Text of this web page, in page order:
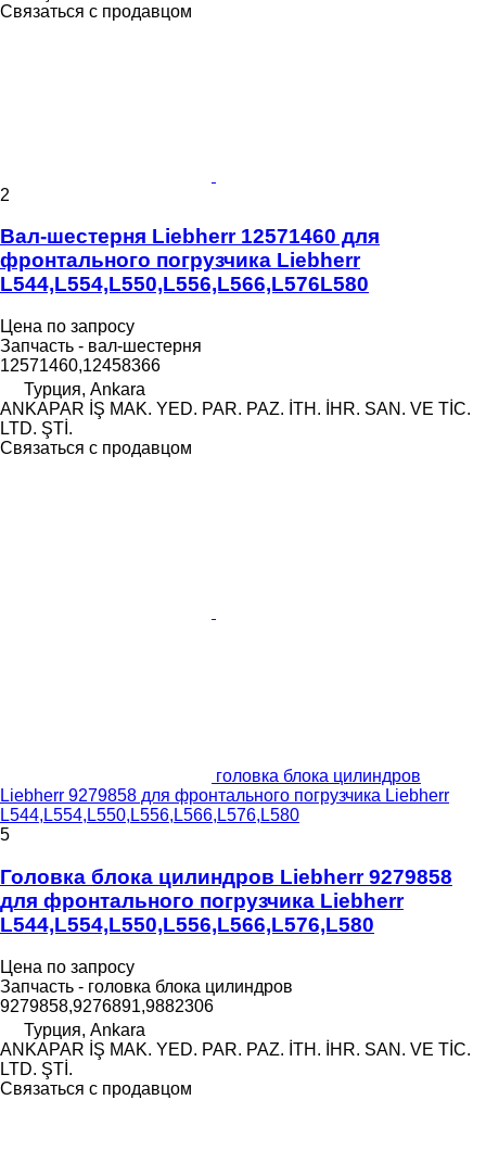
Связаться с продавцом
2
Вал-шестерня Liebherr 12571460 для
фронтального погрузчика Liebherr
L544,L554,L550,L556,L566,L576L580
Цена по запросу
Запчасть - вал-шестерня
12571460,12458366
Турция, Ankara
ANKAPAR İŞ MAK. YED. PAR. PAZ. İTH. İHR. SAN. VE TİC.
LTD. ŞTİ.
Связаться с продавцом
головка блока цилиндров
Liebherr 9279858 для фронтального погрузчика Liebherr
L544,L554,L550,L556,L566,L576,L580
5
Головка блока цилиндров Liebherr 9279858
для фронтального погрузчика Liebherr
L544,L554,L550,L556,L566,L576,L580
Цена по запросу
Запчасть - головка блока цилиндров
9279858,9276891,9882306
Турция, Ankara
ANKAPAR İŞ MAK. YED. PAR. PAZ. İTH. İHR. SAN. VE TİC.
LTD. ŞTİ.
Связаться с продавцом